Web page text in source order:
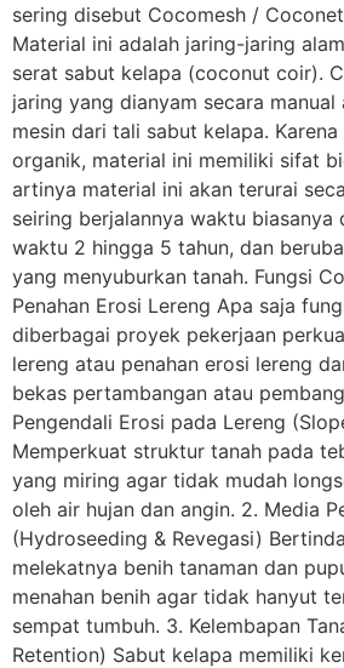
sering disebut Cocomesh /
Material ini adalah jaring-jaring
serat sabut kelapa (coconut coir).
jaring yang dianyam secara manual
mesin dari tali sabut kelapa.
organik, material ini memiliki sifat
artinya material ini akan terurai
seiring berjalannya waktu biasanya
waktu 2 hingga 5 tahun, dan
yang menyuburkan tanah. Fungsi
Penahan Erosi Lereng Apa saja
diberbagai proyek pekerjaan
lereng atau penahan erosi lereng
bekas pertambangan atau
Pengendali Erosi pada Lereng
Memperkuat struktur tanah pada
yang miring agar tidak mudah
oleh air hujan dan angin. 2. Media
(Hydroseeding & Revegasi)
melekatnya benih tanaman dan
menahan benih agar tidak hanyut
sempat tumbuh. 3. Kelembapan
Retention) Sabut kelapa memiliki